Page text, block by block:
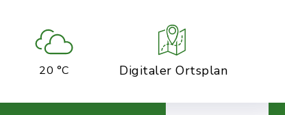
20 °C Digitaler Ortsplan